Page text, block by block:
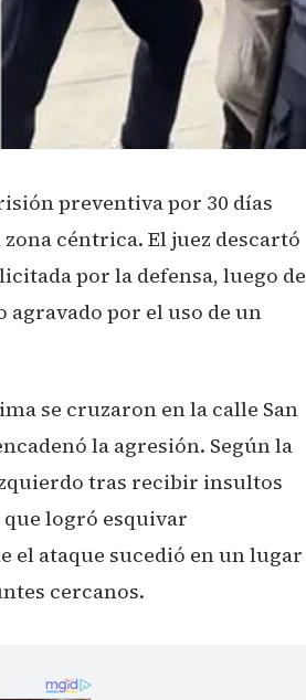
preventiva por 30 días
céntrica. El juez descartó
por la defensa, luego de
por el uso de un
se cruzaron en la calle San
la agresión. Según la
tras recibir insultos
logró esquivar
el ataque sucedió en un lugar
cercanos.